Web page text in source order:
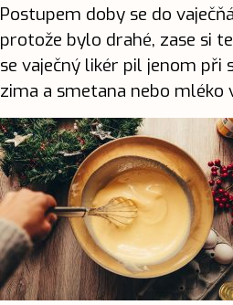
Postupem doby se do
protože bylo drahé, zase si
se vaječný likér pil jenom při
zima a smetana nebo